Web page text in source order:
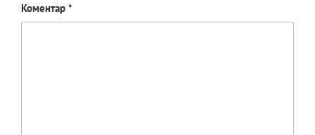
Коментар *